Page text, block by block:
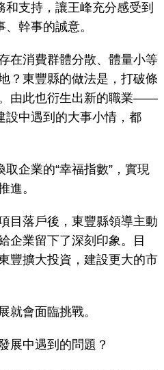
支持，讓王峰充分感受到
、幹事的誠意。
消費群體分散、體量小等
？東豐縣的做法是，打破條
由此也衍生出新的職業——
設中遇到的大事小情，都
企業的“幸福指數”，實現
進。
落戶後，東豐縣領導主動
企業留下了深刻印象。目
豐擴大投資，建設更大的市
會面臨挑戰。
中遇到的問題？